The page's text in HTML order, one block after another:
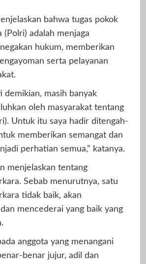
bahwa tugas pokok
(Polri) adalah menjaga
hukum, memberikan
serta pelayanan
demikian, masih banyak
oleh masyarakat tentang
Untuk itu saya hadir ditengah-
memberikan semangat dan
perhatian semua,” katanya.
menjelaskan tentang
Sebab menurutnya, satu
tidak baik, akan
mencederai yang baik yang
anggota yang menangani
benar jujur, adil dan